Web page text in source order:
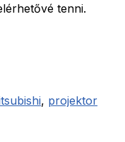
tenni.
, projektor